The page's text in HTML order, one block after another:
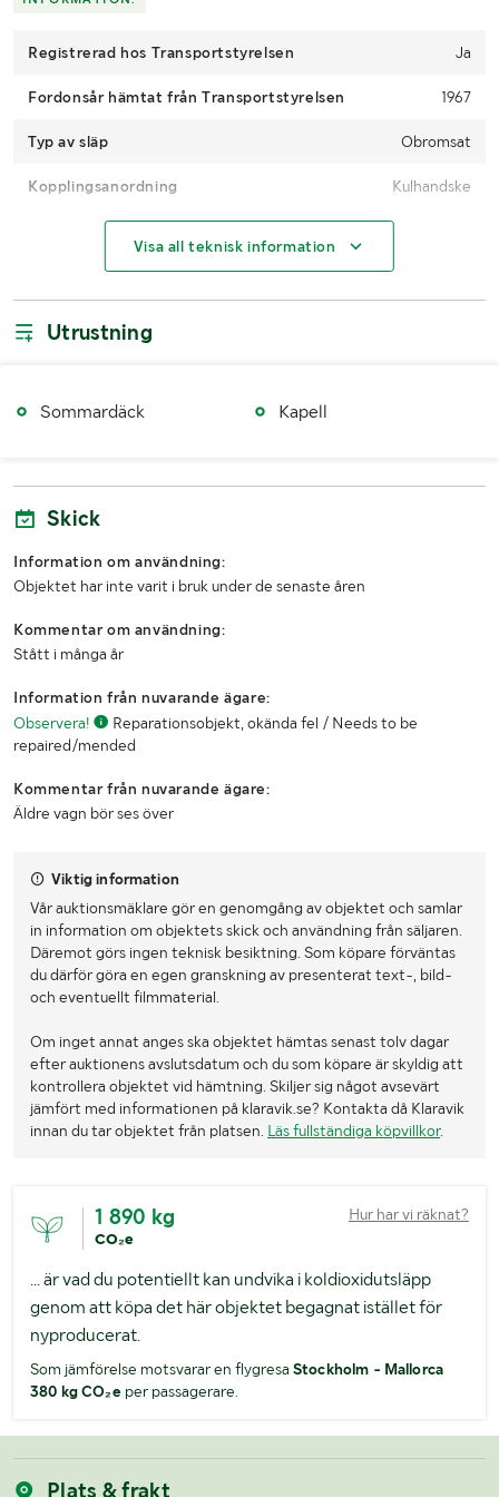
Registrerad hos Transportstyrelsen Ja
Fordonsår hämtat från Transportstyrelsen 1967
Typ av släp Obromsat
Kopplingsanordning Kulhandske
Körförbud
Besiktigad till och med
Fordonskategori EU
Längd (mm)
Bredd (mm)
Tjänstevikt (kg)
Lastvikt (kg) 400
Totalvikt (kg) 700
Visa all teknisk information
Utrustning
Sommardäck Kapell
Skick
Information om användning:
Objektet har inte varit i bruk under de senaste åren
Kommentar om användning:
Stått i många år
Information från nuvarande ägare:
Observera!
Reparationsobjekt, okända fel / Needs to be
repaired/mended
Kommentar från nuvarande ägare:
Äldre vagn bör ses över
Viktig information
Vår auktionsmäklare gör en genomgång av objektet och samlar
in information om objektets skick och användning från säljaren.
Däremot görs ingen teknisk besiktning. Som köpare förväntas
du därför göra en egen granskning av presenterat text-, bild-
och eventuellt filmmaterial.
Om inget annat anges ska objektet hämtas senast tolv dagar
efter auktionens avslutsdatum och du som köpare är skyldig att
kontrollera objektet vid hämtning. Skiljer sig något avsevärt
jämfört med informationen på klaravik.se? Kontakta då Klaravik
innan du tar objektet från platsen. Läs fullständiga köpvillkor.
1 890 kg
CO₂e
Hur har vi räknat?
... är vad du potentiellt kan undvika i koldioxidutsläpp
genom att köpa det här objektet begagnat istället för
nyproducerat.
Som jämförelse motsvarar en flygresa Stockholm - Mallorca
380 kg CO₂eper passagerare.
Plats & frakt